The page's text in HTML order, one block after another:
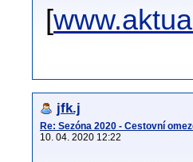
[
jfk.j
Re: Sezóna 2020 - Cestovní
10. 04. 2020 12:22